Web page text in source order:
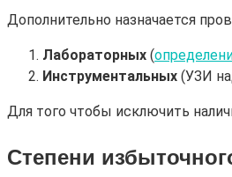
Дополнительно назначается
Лабораторных (
Инструментальных (УЗИ
Для того чтобы исключить
Степени